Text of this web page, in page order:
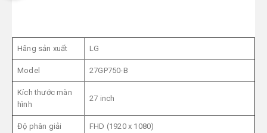
Hãng sản xuất LG
Model 27GP750-B
Kích thước màn
hình
27 inch
Độ phân giải FHD (1920 x 1080)